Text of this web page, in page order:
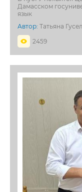
Дамасском
язык
Автор: Татьяна
2459